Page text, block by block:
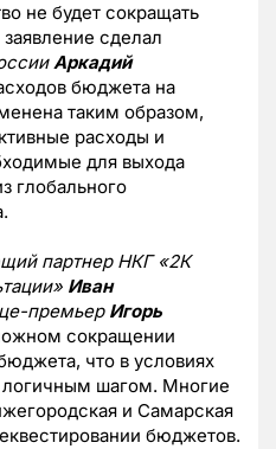
не будет сокращать
сделал
Аркадий
бюджета на
таким образом,
расходы и
для выхода
глобального
партнер НКГ «2К
Иван
премьер Игорь
сокращении
что в условиях
шагом. Многие
и Самарская
бюджетов.